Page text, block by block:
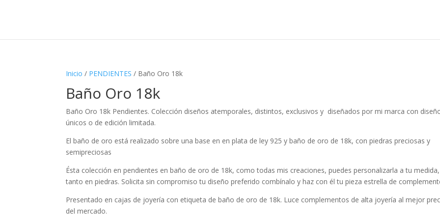
Inicio / PENDIENTES / Baño Oro 18k
Baño Oro 18k
Baño Oro 18k Pendientes. Colección diseños atemporales, distintos, exclusivos y diseñados por mi marca con
únicos o de edición limitada.
El baño de oro está realizado sobre una base en en plata de ley 925 y baño de oro de 18k, con piedras preciosas y
semipreciosas
Ésta colección en pendientes en baño de oro de 18k, como todas mis creaciones, puedes personalizarla a tu medida,
tanto en piedras. Solicita sin compromiso tu diseño preferido combínalo y haz con él tu pieza estrella de
Presentado en cajas de joyería con etiqueta de baño de oro de 18k. Luce complementos de alta joyería al mejor
del mercado.